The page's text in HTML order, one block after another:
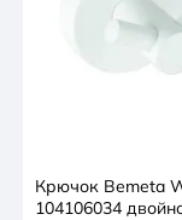
Крючок Bemeta
104106034